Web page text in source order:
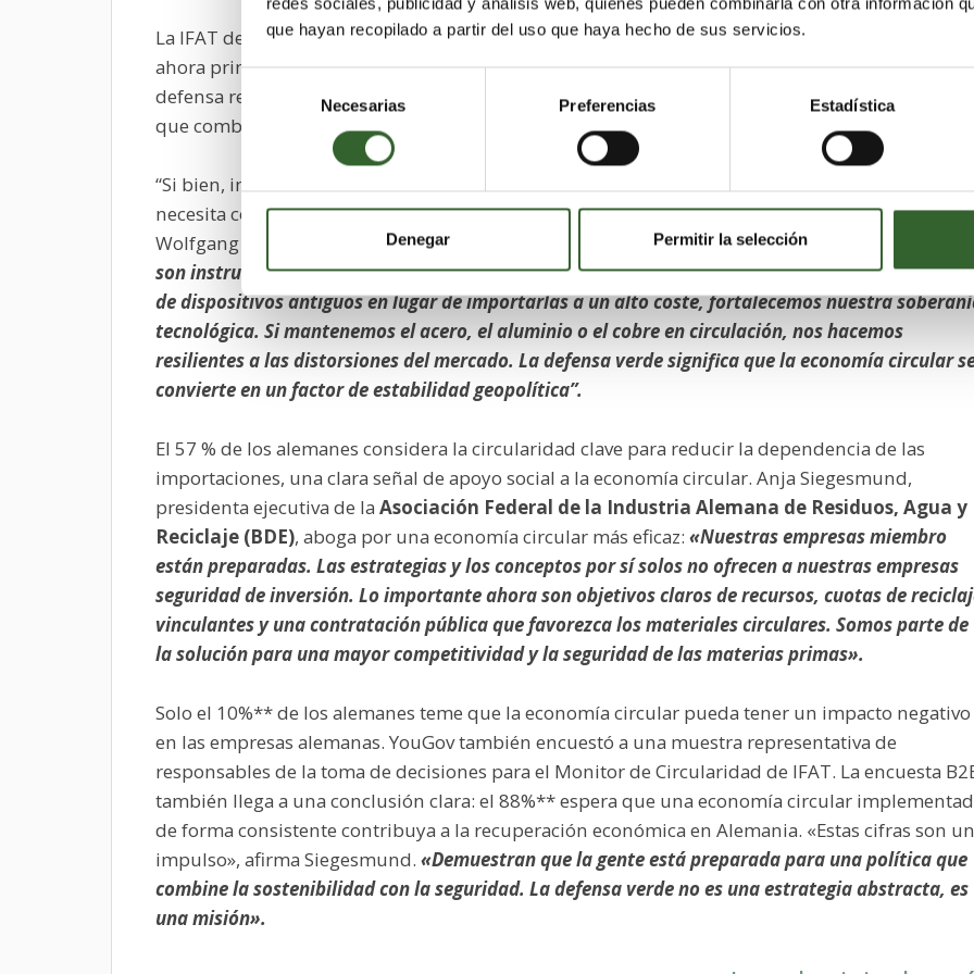
que hayan recopilado a partir del uso que haya hecho de sus servicios.
de
consentimiento
Necesarias Preferencias Estadística
Denegar Permitir la selección
La IFAT de Múnich añade una dimensión decisiva al concepto de defensa verde, utilizado hasta
ahora principalmente en el contexto de estrategias de sostenibilidad militar y tecnologías de
defensa respetuosas con el medio ambiente: como un concepto para la sociedad en su conjunto
que combina estabilidad ecológica, soberanía de los recursos y resiliencia económica.
“Si bien, intuitivamente, la idea de la defensa verde ya se comprende bien, ahora también
necesita concretarse en términos políticos y económicos”, afirma el embajador retirado
Wolfgang Ischinger, presidente de la Conferencia de Seguridad de Múnich. “
son instrumentos de poder. La dependencia implica vulnerabilidad. Si recuperamos tierras
de dispositivos antiguos en lugar de importarlas a un alto coste, fortalecemos nuestra
tecnológica. Si mantenemos el acero, el aluminio o el cobre en circulación, nos hacemos
resilientes a las distorsiones del mercado. La defensa verde significa que la economía circular
convierte en un factor de estabilidad geopolítica”.
El 57 % de los alemanes considera la circularidad clave para reducir la dependencia de las
importaciones, una clara señal de apoyo social a la economía circular. Anja Siegesmund,
presidenta ejecutiva de la Asociación Federal de la Industria Alemana de Residuos, Agua y
Reciclaje (BDE), aboga por una economía circular más eficaz: «Nuestras empresas miembro
están preparadas. Las estrategias y los conceptos por sí solos no ofrecen a nuestras empresas
seguridad de inversión. Lo importante ahora son objetivos claros de recursos, cuotas de
vinculantes y una contratación pública que favorezca los materiales circulares. Somos parte de
la solución para una mayor competitividad y la seguridad de las materias primas».
Solo el 10%** de los alemanes teme que la economía circular pueda tener un impacto negativo
en las empresas alemanas. YouGov también encuestó a una muestra representativa de
responsables de la toma de decisiones para el Monitor de Circularidad de IFAT. La encuesta
también llega a una conclusión clara: el 88%** espera que una economía circular
de forma consistente contribuya a la recuperación económica en Alemania. «Estas cifras son un
impulso», afirma Siegesmund. «Demuestran que la gente está preparada para una política que
combine la sostenibilidad con la seguridad. La defensa verde no es una estrategia abstracta, es
una misión».